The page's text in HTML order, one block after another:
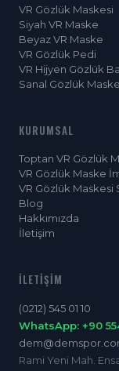
VR Gözlük Maskesi
Siyah VR Maske
Beyaz VR Maske
VR Gözlük Pedi
VR Hijyen Gözlük
Sanal Gözlük
KURUMSAL
Toptan VR Gözlük
VR Gözlük Maske
VR Gözlük Maskesi
Blog
Hakkımızda
İletişim
İLETIŞIM
(0212) 545 01 10
WhatsApp: +90
Rami Yeni Mah.